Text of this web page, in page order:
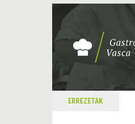
ERREZETAK